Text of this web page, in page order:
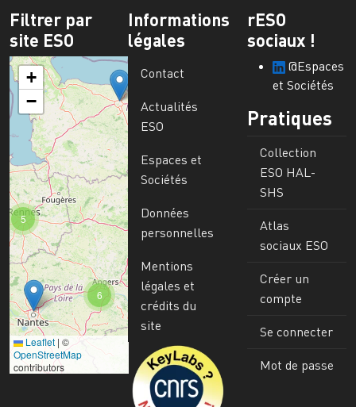
Filtrer par
site ESO
6
5
+
−
Leaflet | ©
OpenStreetMap
contributors
Informations
légales
Contact
Actualités
ESO
Espaces et
Sociétés
Données
personnelles
Mentions
légales et
crédits du
site
Image
rESO
sociaux !
@Espaces
et Sociétés
Pratiques
Collection
ESO HAL-
SHS
Atlas
sociaux ESO
Créer un
compte
Se connecter
Mot de passe